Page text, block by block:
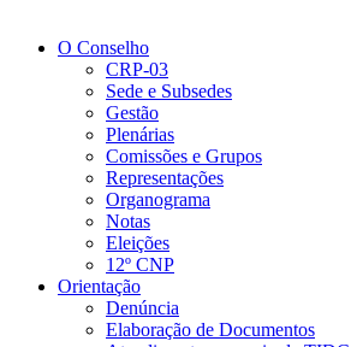
O Conselho
CRP-03
Sede e Subsedes
Gestão
Plenárias
Comissões e Grupos
Representações
Organograma
Notas
Eleições
12º CNP
Orientação
Denúncia
Elaboração de Documentos